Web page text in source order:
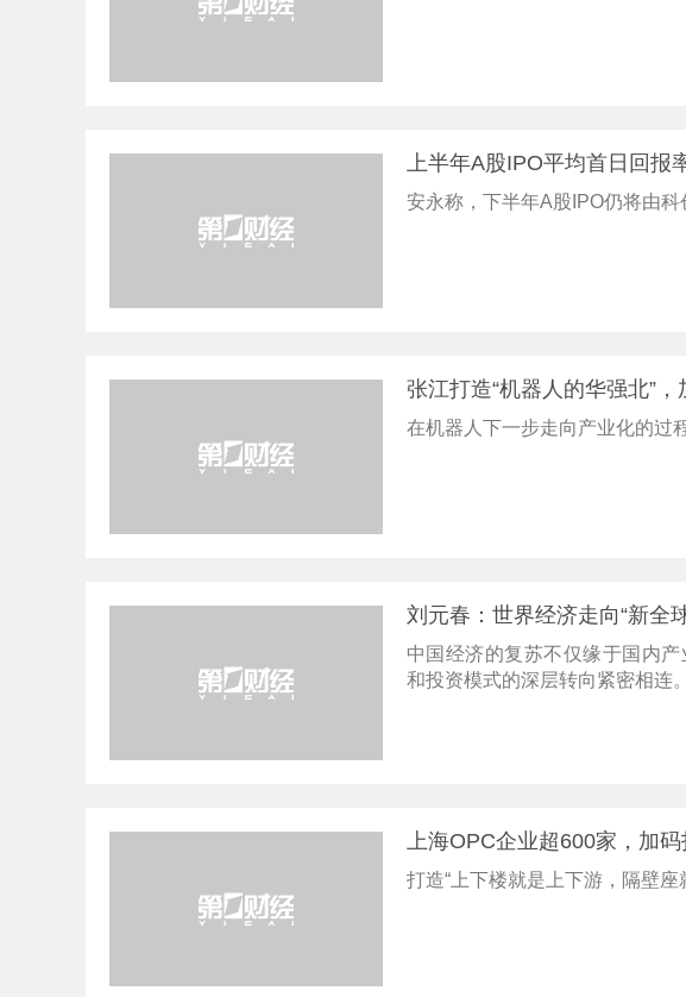
上半年A股IPO平均首日回报
安永称，下半年A股IPO仍将由科
张江打造“机器人的华强北”
在机器人下一步走向产业化的过
刘元春：世界经济走向“新全
中国经济的复苏不仅缘于国内
和投资模式的深层转向紧密相连。
上海OPC企业超600家，加
打造“上下楼就是上下游，隔壁座